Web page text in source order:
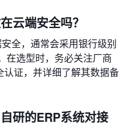
云端安全吗？
全，通常会采用银行级别
在选型时，务必关注厂商
证，并详细了解其数据备
研的ERP系统对接